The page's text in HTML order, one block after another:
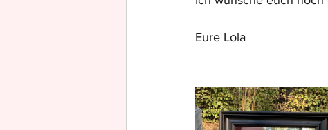
Eure Lola